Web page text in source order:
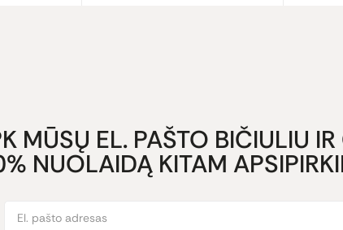
MŪSŲ EL. PAŠTO BIČIULIU
NUOLAIDĄ KITAM